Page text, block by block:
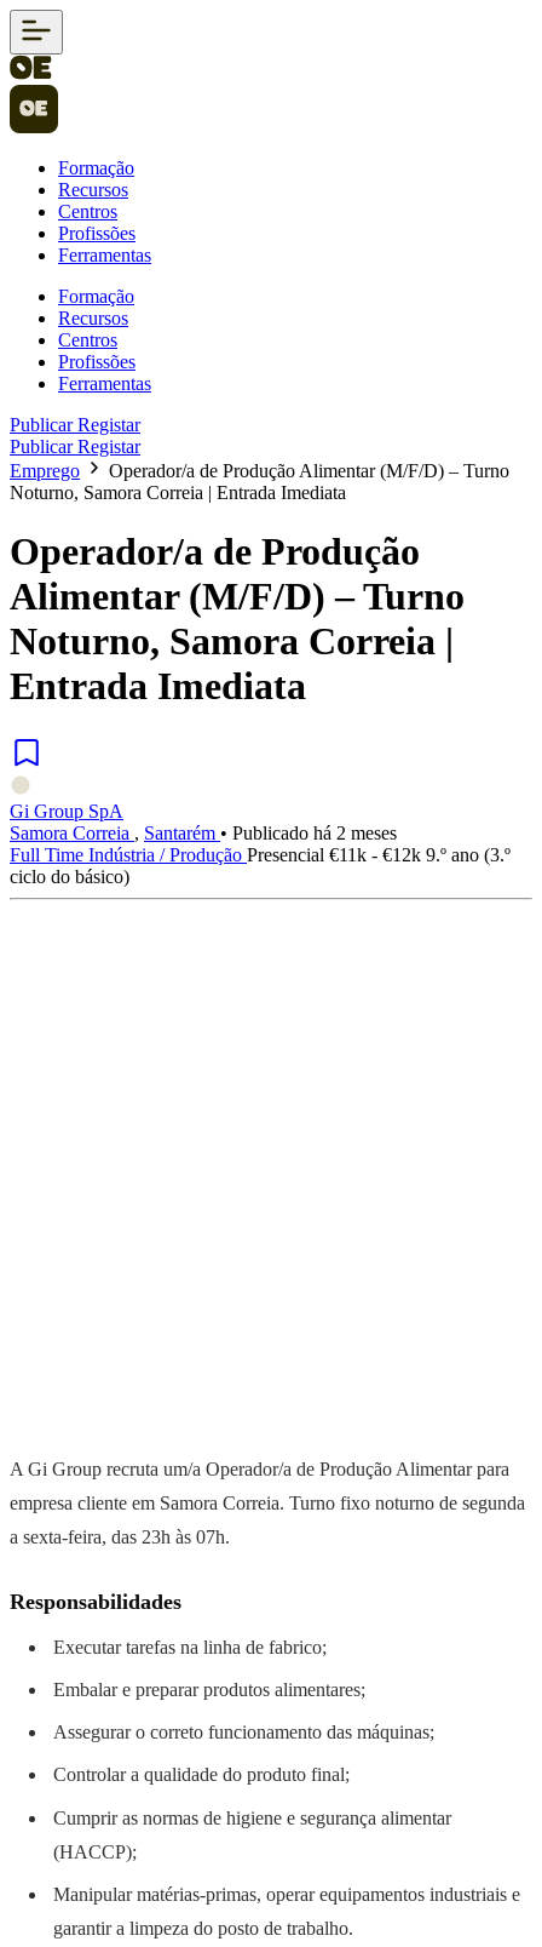
Formação
Recursos
Centros
Profissões
Ferramentas
Formação
Recursos
Centros
Profissões
Ferramentas
PublicarRegistar
PublicarRegistar
Emprego
Operador/a de Produção Alimentar (M/F/D) – Turno
Noturno, Samora Correia | Entrada Imediata
Operador/a de Produção
Alimentar (M/F/D) – Turno
Noturno, Samora Correia |
Entrada Imediata
Gi Group SpA
Samora Correia , Santarém • Publicado há 2 meses
Full Time Indústria / Produção Presencial €11k - €12k 9.º ano (3.º
ciclo do básico)
A Gi Group recruta um/a Operador/a de Produção Alimentar para
empresa cliente em Samora Correia. Turno fixo noturno de segunda
a sexta-feira, das 23h às 07h.
Responsabilidades
Executar tarefas na linha de fabrico;
Embalar e preparar produtos alimentares;
Assegurar o correto funcionamento das máquinas;
Controlar a qualidade do produto final;
Cumprir as normas de higiene e segurança alimentar
(HACCP);
Manipular matérias-primas, operar equipamentos industriais e
garantir a limpeza do posto de trabalho.